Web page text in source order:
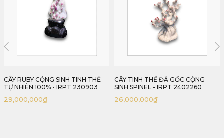
CÂY TINH THỂ ĐÁ GỐC CỘNG
SINH SPINEL - IRPT 2402260
26,000,000₫
CÂY TINH THỂ ĐÁ GỐC CỘNG
SINH SPINEL - IRPT 2402220
22,000,000₫